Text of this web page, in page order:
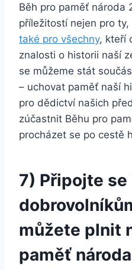
Běh pro paměť národa
příležitostí nejen pro
také pro všechny, kteří
znalosti o historii naší
se můžeme stát
– uchovat paměť naší
pro dědictví našich
zúčastnit Běhu pro
procházet se po cestě
7) Připojte se
můžete plnit
paměť